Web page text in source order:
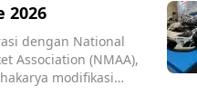
2026
dengan National
Association (NMAA),
modifikasi
of Waves”.